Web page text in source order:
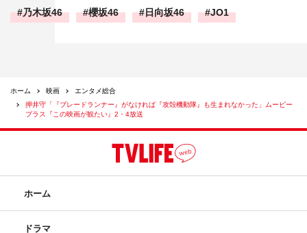
乃木坂46 櫻坂46 日向坂46 JO1
ホーム 映画
エンタメ総合
押井守「『ブレードランナー』がなければ『攻殻機動隊』も生まれなかった」ムービー
プラス『この映画が観たい』2・4放送
ホーム
ドラマ